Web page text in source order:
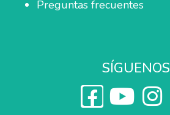
Preguntas frecuentes
SÍGUENOS